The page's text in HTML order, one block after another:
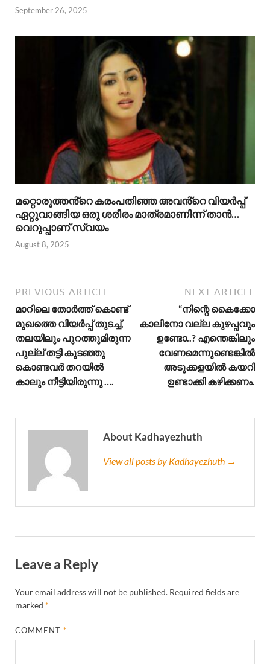
September 26, 2025
മറ്റൊരുത്തൻ്റെ കരംപതിഞ്ഞ അവൻ്റെ വിയർപ്പ്
ഏറ്റുവാങ്ങിയ ഒരു ശരീരം മാത്രമാണിന്ന് താൻ…
വെറുപ്പാണ് സ്വയം
August 8, 2025
PREVIOUS ARTICLE
മാറിലെ തോർത്ത്‌ കൊണ്ട്
മുഖത്തെ വിയർപ്പ് തുടച്ച്,
തലയിലും പുറത്തുമിരുന്ന
പുല്ല് തട്ടി കുടഞ്ഞു
കൊണ്ടവർ തറയിൽ
കാലും നീട്ടിയിരുന്നു ….
NEXT ARTICLE
“നിന്റെ കൈക്കോ
കാലിനോ വല്ല കുഴപ്പവും
ഉണ്ടോ..? എന്തെങ്കിലും
വേണമെന്നുണ്ടെങ്കിൽ
അടുക്കളയിൽ കയറി
ഉണ്ടാക്കി കഴിക്കണം.
About Kadhayezhuth
View all posts by Kadhayezhuth →
Leave a Reply
Your email address will not be published. Required fields are
marked *
COMMENT*